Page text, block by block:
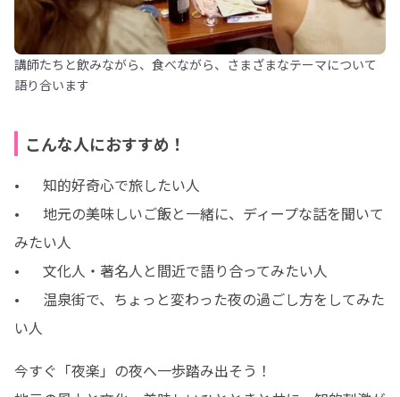
講師たちと飲みながら、食べながら、さまざまなテーマについて
語り合います
こんな人におすすめ！
•	知的好奇心で旅したい人
•	地元の美味しいご飯と一緒に、ディープな話を聞いて
みたい人
•	文化人・著名人と間近で語り合ってみたい人
•	温泉街で、ちょっと変わった夜の過ごし方をしてみた
い人
今すぐ「夜楽」の夜へ一歩踏み出そう！